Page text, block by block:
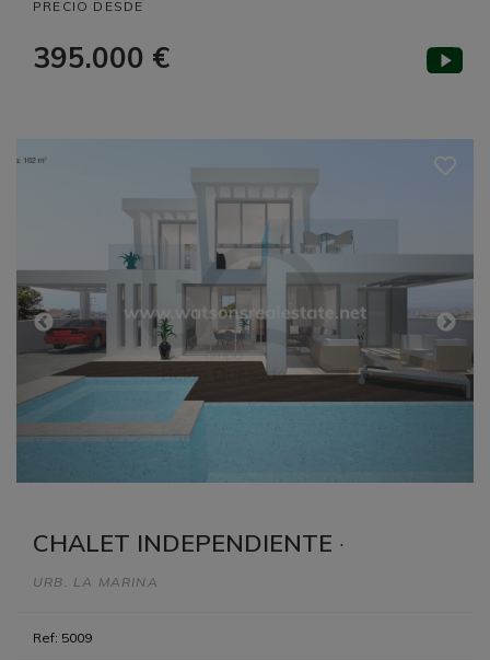
PRECIO DESDE
395.000 €
CHALET INDEPENDIENTE ·
URB. LA MARINA
Ref: 5009